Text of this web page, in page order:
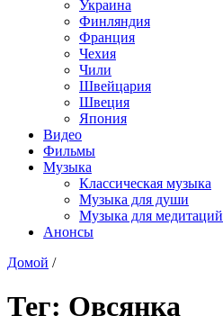
Украина
Финляндия
Франция
Чехия
Чили
Швейцария
Швеция
Япония
Видео
Фильмы
Музыка
Классическая музыка
Музыка для души
Музыка для медитаций
Анонсы
Домой /
Тег: Овсянка